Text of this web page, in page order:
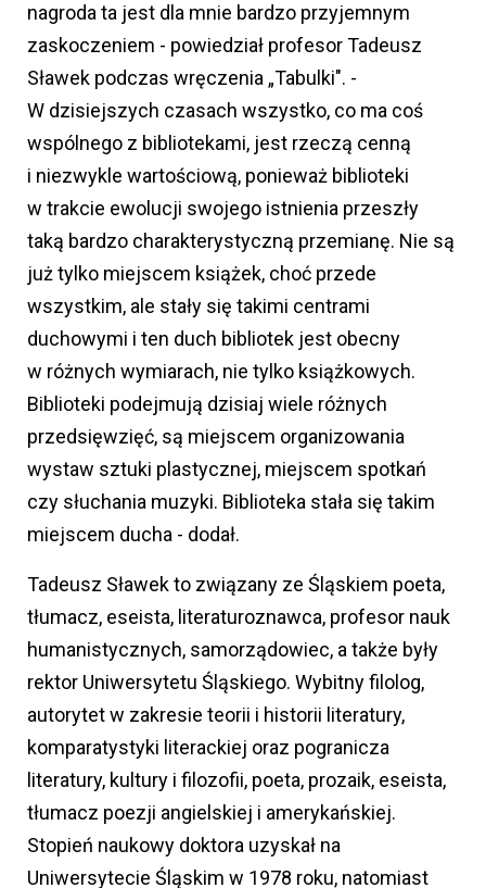
nagroda ta jest dla mnie bardzo przyjemnym
zaskoczeniem - powiedział profesor Tadeusz
Sławek podczas wręczenia „Tabulki". -
W dzisiejszych czasach wszystko, co ma coś
wspólnego z bibliotekami, jest rzeczą cenną
i niezwykle wartościową, ponieważ biblioteki
w trakcie ewolucji swojego istnienia przeszły
taką bardzo charakterystyczną przemianę. Nie są
już tylko miejscem książek, choć przede
wszystkim, ale stały się takimi centrami
duchowymi i ten duch bibliotek jest obecny
w różnych wymiarach, nie tylko książkowych.
Biblioteki podejmują dzisiaj wiele różnych
przedsięwzięć, są miejscem organizowania
wystaw sztuki plastycznej, miejscem spotkań
czy słuchania muzyki. Biblioteka stała się takim
miejscem ducha - dodał.
Tadeusz Sławek to związany ze Śląskiem poeta,
tłumacz, eseista, literaturoznawca, profesor nauk
humanistycznych, samorządowiec, a także były
rektor Uniwersytetu Śląskiego. Wybitny filolog,
autorytet w zakresie teorii i historii literatury,
komparatystyki literackiej oraz pogranicza
literatury, kultury i filozofii, poeta, prozaik, eseista,
tłumacz poezji angielskiej i amerykańskiej.
Stopień naukowy doktora uzyskał na
Uniwersytecie Śląskim w 1978 roku, natomiast